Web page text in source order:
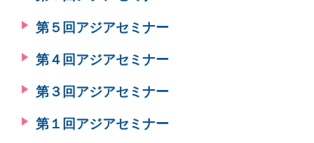
第５回アジアセミナー
第４回アジアセミナー
第３回アジアセミナー
第１回アジアセミナー